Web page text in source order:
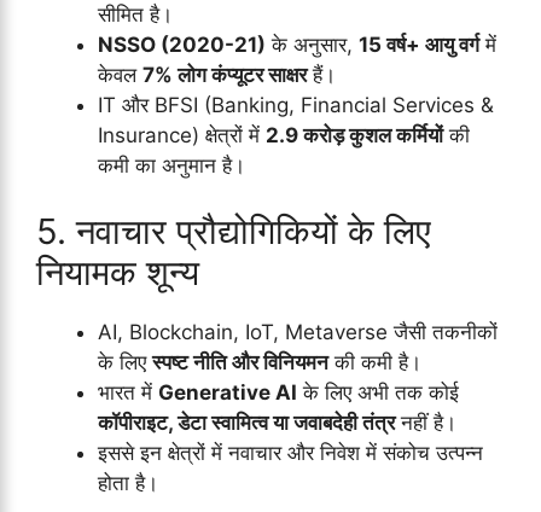
सीमित है।
NSSO (2020-21) के अनुसार, 15 वर्ष+ आयु वर्गमें
केवल 7% लोग कंप्यूटर साक्षरहैं।
IT और BFSI (Banking, Financial Services &
Insurance) क्षेत्रों में 2.9 करोड़ कुशल कर्मियोंकी
कमी का अनुमान है।
5. नवाचार प्रौद्योगिकियों के लिए
नियामक शून्य
AI, Blockchain, IoT, Metaverse जैसी तकनीकों
के लिएस्पष्ट नीति और विनियमनकी कमी है।
भारत में Generative AI के लिए अभी तक कोई
कॉपीराइट, डेटा स्वामित्व या जवाबदेही तंत्रनहीं है।
इससे इन क्षेत्रों में नवाचार और निवेश में संकोच उत्पन्न
होता है।